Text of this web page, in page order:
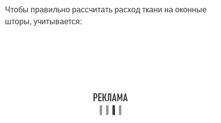
Чтобы правильно рассчитать расход ткани на оконные
шторы, учитывается: